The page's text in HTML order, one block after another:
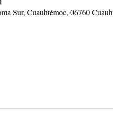
Sur, Cuauhtémoc, 06760